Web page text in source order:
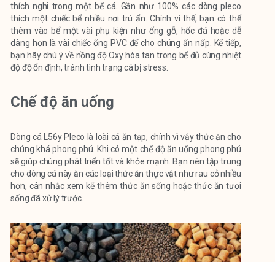
thích nghi trong một bể cá. Gần như 100% các dòng pleco
thích một chiếc bể nhiều nơi trú ẩn. Chính vì thế, bạn có thể
thêm vào bể một vài phụ kiện như ống gỗ, hốc đá hoặc dễ
dàng hơn là vài chiếc ống PVC để cho chúng ẩn nấp. Kế tiếp,
bạn hãy chú ý về nồng độ Oxy hòa tan trong bể đủ cùng nhiệt
độ độ ổn định, tránh tình trạng cá bị stress.
Chế độ ăn uống
Dòng cá L56y Pleco là loài cá ăn tạp, chính vì vậy thức ăn cho
chúng khá phong phú. Khi có một chế độ ăn uống phong phú
sẽ giúp chúng phát triển tốt và khỏe mạnh. Bạn nên tập trung
cho dòng cá này ăn các loại thức ăn thực vật như rau cỏ nhiều
hơn, cân nhắc xem kẽ thêm thức ăn sống hoặc thức ăn tươi
sống đã xử lý trước.